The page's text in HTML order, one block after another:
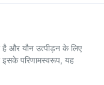
है और यौन उत्पीड़न के लिए
परिणामस्वरूप, यह